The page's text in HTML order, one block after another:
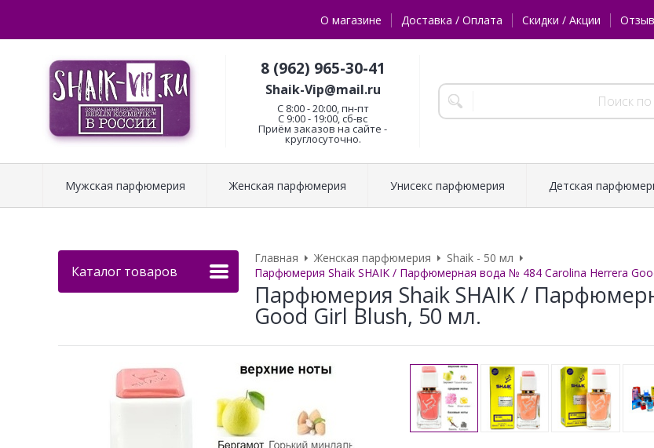
О магазине Доставка / Оплата Скидки / Акции
8 (962) 965-30-41
Shaik-Vip@mail.ru
C 8:00 - 20:00, пн-пт
С 9:00 - 19:00, сб-вс
Приём заказов на сайте -
круглосуточно.
Мужская парфюмерия Женская парфюмерия Унисекс парфюмерия Детская
Каталог товаров
Главная Женская парфюмерия
Shaik - 50 мл
Парфюмерия Shaik SHAIK / Парфюмерная вода № 484 Carolina Herrera
Парфюмерия Shaik SHAIK /
Good Girl Blush, 50 мл.